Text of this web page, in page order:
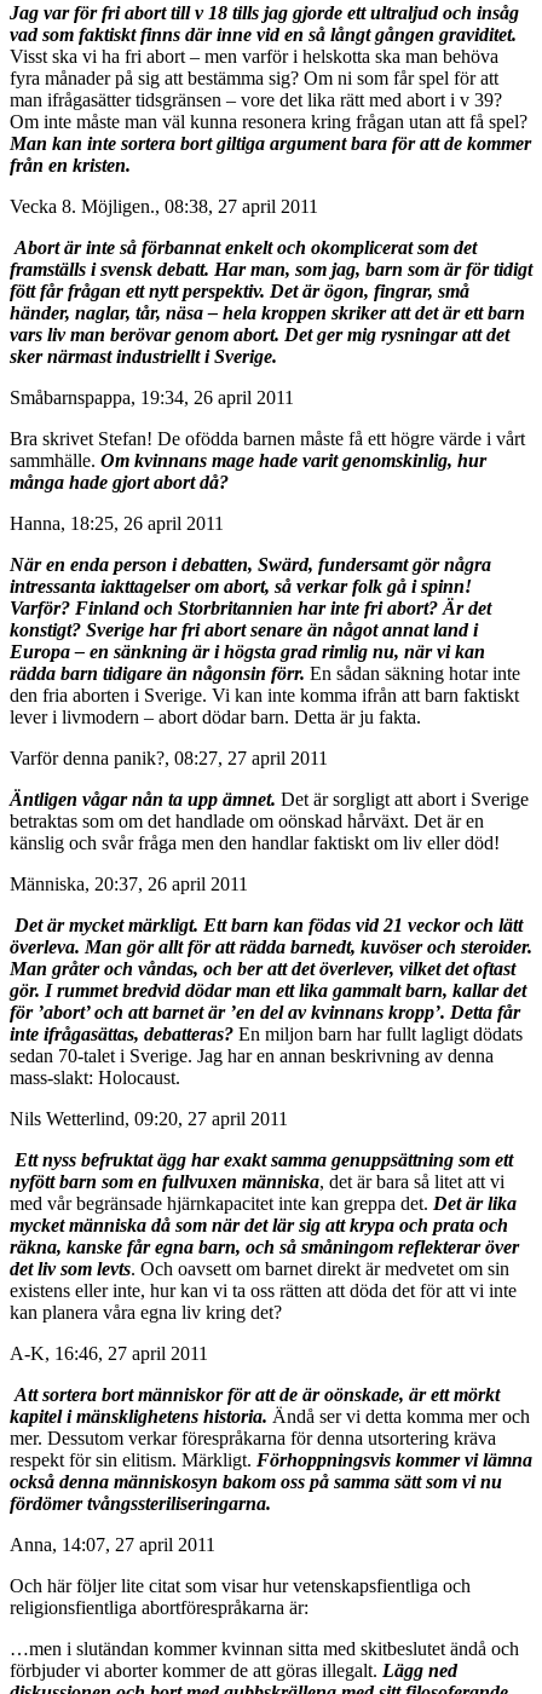
Jag var för fri abort till v 18 tills jag gjorde ett ultraljud och insåg
vad som faktiskt finns där inne vid en så långt gången graviditet.
Visst ska vi ha fri abort – men varför i helskotta ska man behöva
fyra månader på sig att bestämma sig? Om ni som får spel för att
man ifrågasätter tidsgränsen – vore det lika rätt med abort i v 39?
Om inte måste man väl kunna resonera kring frågan utan att få spel?
Man kan inte sortera bort giltiga argument bara för att de kommer
från en kristen.
Vecka 8. Möjligen., 08:38, 27 april 2011
Abort är inte så förbannat enkelt och okomplicerat som det
framställs i svensk debatt. Har man, som jag, barn som är för tidigt
fött får frågan ett nytt perspektiv. Det är ögon, fingrar, små
händer, naglar, tår, näsa – hela kroppen skriker att det är ett barn
vars liv man berövar genom abort. Det ger mig rysningar att det
sker närmast industriellt i Sverige.
Småbarnspappa, 19:34, 26 april 2011
Bra skrivet Stefan! De ofödda barnen måste få ett högre värde i vårt
sammhälle. Om kvinnans mage hade varit genomskinlig, hur
många hade gjort abort då?
Hanna, 18:25, 26 april 2011
När en enda person i debatten, Swärd, fundersamt gör några
intressanta iakttagelser om abort, så verkar folk gå i spinn!
Varför? Finland och Storbritannien har inte fri abort? Är det
konstigt? Sverige har fri abort senare än något annat land i
Europa – en sänkning är i högsta grad rimlig nu, när vi kan
rädda barn tidigare än någonsin förr. En sådan säkning hotar inte
den fria aborten i Sverige. Vi kan inte komma ifrån att barn faktiskt
lever i livmodern – abort dödar barn. Detta är ju fakta.
Varför denna panik?, 08:27, 27 april 2011
Äntligen vågar nån ta upp ämnet. Det är sorgligt att abort i Sverige
betraktas som om det handlade om oönskad hårväxt. Det är en
känslig och svår fråga men den handlar faktiskt om liv eller död!
Människa, 20:37, 26 april 2011
Det är mycket märkligt. Ett barn kan födas vid 21 veckor och lätt
överleva. Man gör allt för att rädda barnedt, kuvöser och steroider.
Man gråter och våndas, och ber att det överlever, vilket det oftast
gör. I rummet bredvid dödar man ett lika gammalt barn, kallar det
för ’abort’ och att barnet är ’en del av kvinnans kropp’. Detta får
inte ifrågasättas, debatteras? En miljon barn har fullt lagligt dödats
sedan 70-talet i Sverige. Jag har en annan beskrivning av denna
mass-slakt: Holocaust.
Nils Wetterlind, 09:20, 27 april 2011
Ett nyss befruktat ägg har exakt samma genuppsättning som ett
nyfött barn som en fullvuxen människa, det är bara så litet att vi
med vår begränsade hjärnkapacitet inte kan greppa det. Det är lika
mycket människa då som när det lär sig att krypa och prata och
räkna, kanske får egna barn, och så småningom reflekterar över
det liv som levts. Och oavsett om barnet direkt är medvetet om sin
existens eller inte, hur kan vi ta oss rätten att döda det för att vi inte
kan planera våra egna liv kring det?
A-K, 16:46, 27 april 2011
Att sortera bort människor för att de är oönskade, är ett mörkt
kapitel i mänsklighetens historia. Ändå ser vi detta komma mer och
mer. Dessutom verkar förespråkarna för denna utsortering kräva
respekt för sin elitism. Märkligt. Förhoppningsvis kommer vi lämna
också denna människosyn bakom oss på samma sätt som vi nu
fördömer tvångssteriliseringarna.
Anna, 14:07, 27 april 2011
Och här följer lite citat som visar hur vetenskapsfientliga och
religionsfientliga abortförespråkarna är:
…men i slutändan kommer kvinnan sitta med skitbeslutet ändå och
förbjuder vi aborter kommer de att göras illegalt. Lägg ned